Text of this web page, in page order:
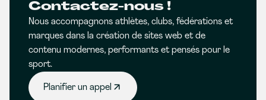
Contactez-nous !
Nous accompagnons athlètes, clubs, fédérations et
marques dans la création de sites web et de
contenu modernes, performants et pensés pour le
sport.
Planifier un appel